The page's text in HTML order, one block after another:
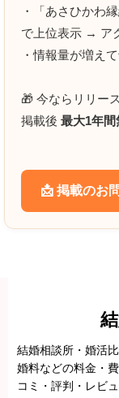
験に基づく、公正で
品表示法やステマ規
す。
・「あさひかわ
で上位表示 → ア
・情報量が増え
🎁 今ならリリー
掲載後 最大1年間
📩 掲載のお
結婚相談所・婚活
婚料などの料金・
コミ・評判・レビ